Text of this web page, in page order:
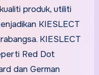
produk, utiliti
KIESLECT
KIESLECT
Red Dot
dan German